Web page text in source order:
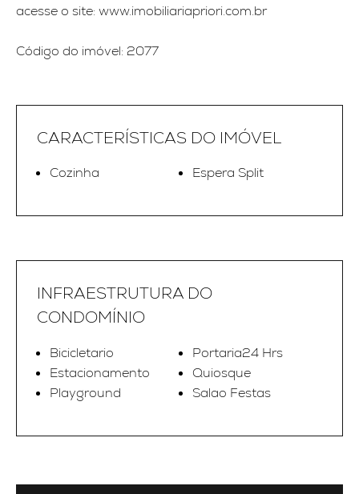
acesse o site: www.imobiliariapriori.com.br
Código do imóvel: 2077
CARACTERÍSTICAS DO IMÓVEL
Cozinha Espera Split
INFRAESTRUTURA DO
CONDOMÍNIO
Bicicletario
Estacionamento
Playground
Portaria24 Hrs
Quiosque
Salao Festas